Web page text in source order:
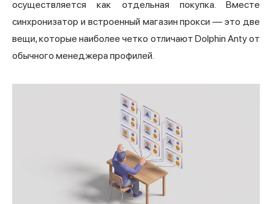
осуществляется как отдельная покупка. Вместе
синхронизатор и встроенный магазин прокси — это две
вещи, которые наиболее четко отличают Dolphin Anty от
обычного менеджера профилей.